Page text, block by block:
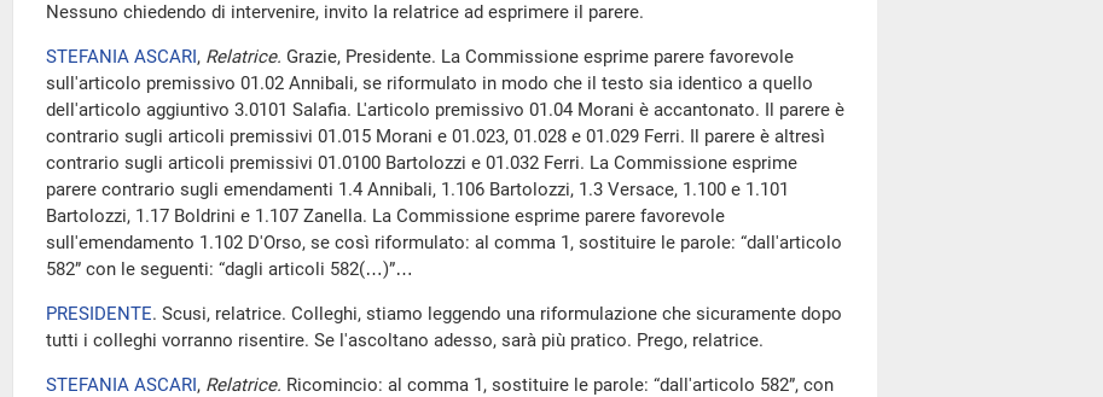
Nessuno chiedendo di intervenire, invito la relatrice ad esprimere il parere.
STEFANIA ASCARI, Relatrice. Grazie, Presidente. La Commissione esprime parere favorevole
sull'articolo premissivo 01.02 Annibali, se riformulato in modo che il testo sia identico a quello
dell'articolo aggiuntivo 3.0101 Salafia. L'articolo premissivo 01.04 Morani è accantonato. Il parere è
contrario sugli articoli premissivi 01.015 Morani e 01.023, 01.028 e 01.029 Ferri. Il parere è altresì
contrario sugli articoli premissivi 01.0100 Bartolozzi e 01.032 Ferri. La Commissione esprime
parere contrario sugli emendamenti 1.4 Annibali, 1.106 Bartolozzi, 1.3 Versace, 1.100 e 1.101
Bartolozzi, 1.17 Boldrini e 1.107 Zanella. La Commissione esprime parere favorevole
sull'emendamento 1.102 D'Orso, se così riformulato: al comma 1, sostituire le parole: “dall'articolo
582” con le seguenti: “dagli articoli 582(…)”…
PRESIDENTE. Scusi, relatrice. Colleghi, stiamo leggendo una riformulazione che sicuramente dopo
tutti i colleghi vorranno risentire. Se l'ascoltano adesso, sarà più pratico. Prego, relatrice.
STEFANIA ASCARI, Relatrice. Ricomincio: al comma 1, sostituire le parole: “dall'articolo 582”, con